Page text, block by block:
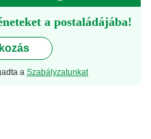
a postaládájába!
a Szabályzatunkat